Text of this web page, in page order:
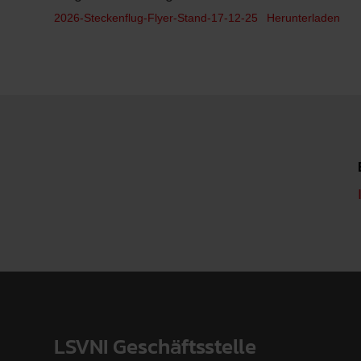
2026-Steckenflug-Flyer-Stand-17-12-25 Herunterladen
LSVNI Geschäftsstelle